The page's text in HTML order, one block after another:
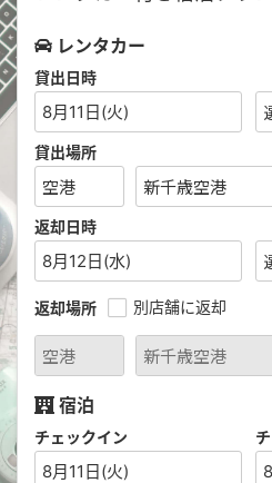
レンタカー
貸出日時
8月11日(火)
貸出場所
返却日時
8月12日(水)
返却場所 別店舗に返却
宿泊
チェックイン
8月11日(火)